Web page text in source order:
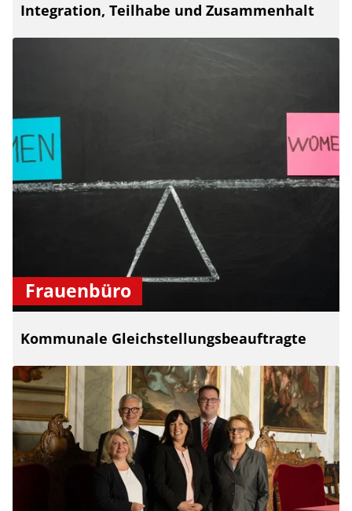
Integration, Teilhabe und Zusammenhalt
Frauenbüro
Kommunale Gleichstellungsbeauftragte